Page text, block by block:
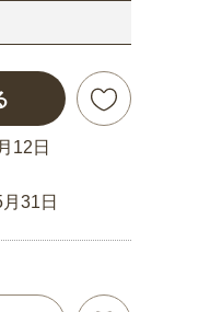
12日
31日